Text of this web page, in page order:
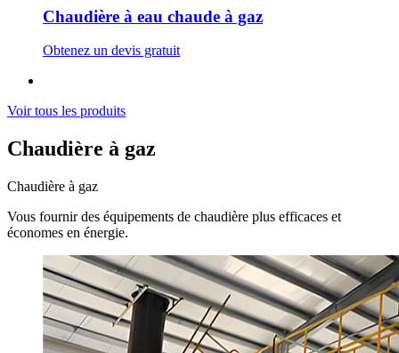
Chaudière à eau chaude à gaz
Obtenez un devis gratuit
Voir tous les produits
Chaudière à gaz
Chaudière à gaz
Vous fournir des équipements de chaudière plus efficaces et
économes en énergie.